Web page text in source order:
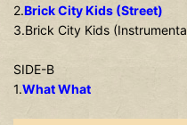
2.Brick City Kids (Street)
3.Brick City Kids
SIDE-B
1.What What